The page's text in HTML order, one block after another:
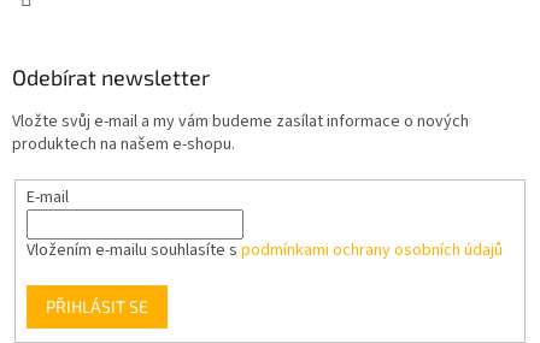
Odebírat newsletter
Vložte svůj e-mail a my vám budeme zasílat informace o nových
produktech na našem e-shopu.
E-mail
Vložením e-mailu souhlasíte s podmínkami ochrany osobních údajů
PŘIHLÁSIT SE